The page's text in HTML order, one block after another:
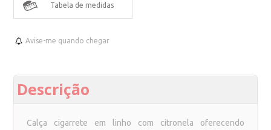
Tabela de medidas
Avise-me quando chegar
Descrição
Calça cigarrete em linho com citronela oferecendo